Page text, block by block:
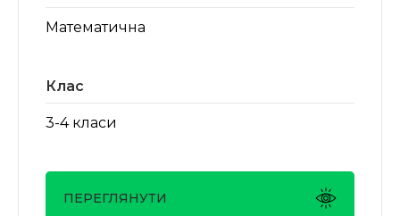
Математична
Клас
3-4 класи
ПЕРЕГЛЯНУТИ